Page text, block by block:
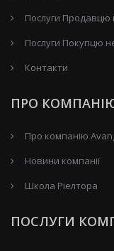
Послуги Продавцю
Послуги Покупцю
Контакти
ПРО
Про компанію
Новини компанії
Школа Ріелтора
ПОСЛУГИ